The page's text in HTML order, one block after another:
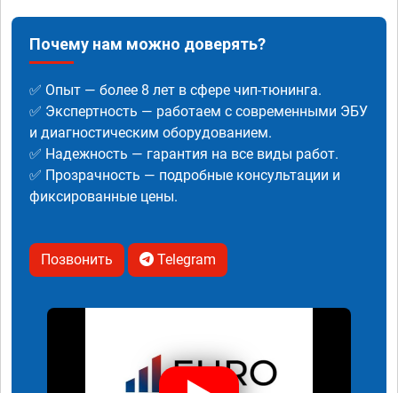
Почему нам можно доверять?
✅ Опыт — более 8 лет в сфере чип-тюнинга.
✅ Экспертность — работаем с современными ЭБУ
и диагностическим оборудованием.
✅ Надежность — гарантия на все виды работ.
✅ Прозрачность — подробные консультации и
фиксированные цены.
Позвонить Telegram